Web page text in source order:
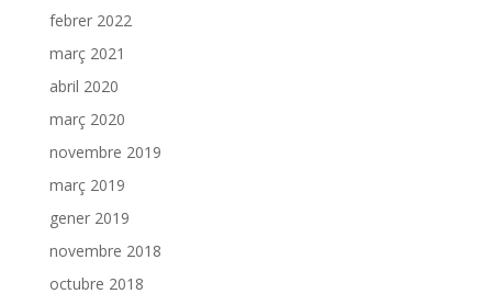
febrer 2022
març 2021
abril 2020
març 2020
novembre 2019
març 2019
gener 2019
novembre 2018
octubre 2018